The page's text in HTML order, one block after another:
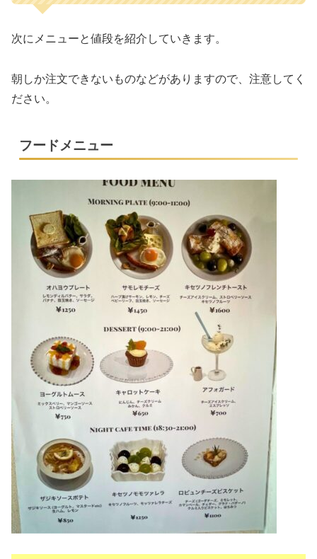
次にメニューと値段を紹介していきます。
朝しか注文できないものなどがありますので、注意してく
ださい。
フードメニュー